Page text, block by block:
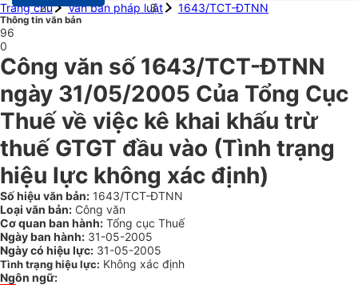
Trang chủ
Văn bản pháp luật 1643/TCT-ĐTNN
Thông tin văn bản
96
0
Công văn số 1643/TCT-ĐTNN
ngày 31/05/2005 Của Tổng Cục
Thuế về việc kê khai khấu trừ
thuế GTGT đầu vào (Tình trạng
hiệu lực không xác định)
Số hiệu văn bản: 1643/TCT-ĐTNN
Loại văn bản: Công văn
Cơ quan ban hành: Tổng cục Thuế
Ngày ban hành: 31-05-2005
Ngày có hiệu lực: 31-05-2005
Tình trạng hiệu lực: Không xác định
Ngôn ngữ: